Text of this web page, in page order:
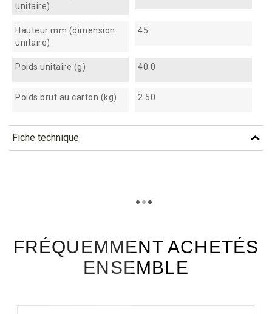
unitaire)
Hauteur mm (dimension
unitaire)
45
Poids unitaire (g) 40.0
Poids brut au carton (kg) 2.50
Fiche technique
FRÉQUEMMENT ACHETÉS
ENSEMBLE